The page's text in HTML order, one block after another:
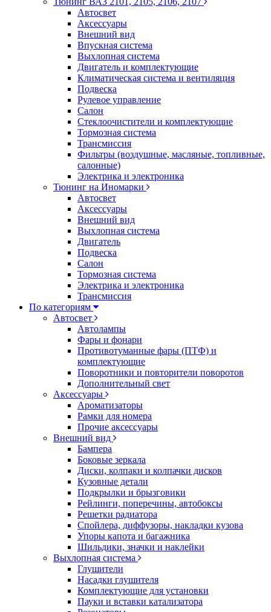
Автосвет
Аксессуары
Внешний вид
Впускная система
Выхлопная система
Двигатель и комплектующие
Климатическая система и вентиляция
Подвеска
Рулевое управление
Салон
Стеклоочистители и комплектующие
Тормозная система
Трансмиссия
Фильтры (воздушные, масляные, топливные,
салонные)
Электрика и электроника
Тюнинг на Иномарки
Автосвет
Аксессуары
Внешний вид
Выхлопная система
Двигатель
Подвеска
Салон
Тормозная система
Электрика и электроника
Трансмиссия
По категориям
Автосвет
Автолампы
Фары и фонари
Противотуманные фары (ПТФ) и
комплектующие
Поворотники и повторители поворотов
Дополнительный свет
Аксессуары
Ароматизаторы
Рамки для номера
Прочие аксессуары
Внешний вид
Бампера
Боковые зеркала
Диски, колпаки и колпачки дисков
Кузовные детали
Подкрылки и брызговики
Рейлинги, поперечины, автобоксы
Решетки радиатора
Спойлера, диффузоры, накладки кузова
Упоры капота и багажника
Шильдики, значки и наклейки
Выхлопная система
Глушители
Насадки глушителя
Комплектующие для установки
Пауки и вставки катализатора